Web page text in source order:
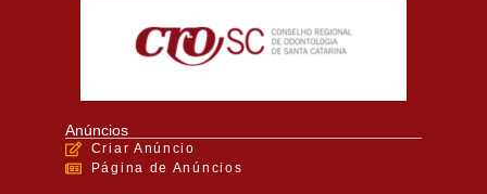
Anúncios
Criar Anúncio
Página de Anúncios